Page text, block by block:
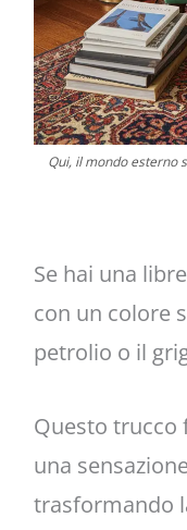
Qui, il mondo esterno
Se hai una
con un colore
petrolio o il
Questo trucco
una
trasformando